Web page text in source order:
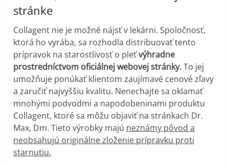
stránke
Collagent nie je možné nájsť v lekárni. Spoločnosť,
ktorá ho vyrába, sa rozhodla distribuovať tento
prípravok na starostlivosť o pleťvýhradne
prostredníctvom oficiálnej webovej stránky.To jej
umožňuje ponúkať klientom zaujímavé cenové zľavy
a zaručiť najvyššiu kvalitu. Nenechajte sa oklamať
mnohými podvodmi a napodobeninami produktu
Collagent, ktoré sa môžu objaviť na stránkach Dr.
Max, Dm. Tieto výrobky majú neznámy pôvod a
neobsahujú originálne zloženie prípravku proti
starnutiu.